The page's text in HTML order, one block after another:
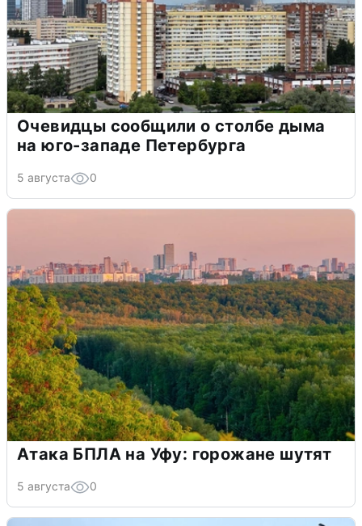
Очевидцы сообщили о столбе дыма
на юго-западе Петербурга
5 августа 0
Атака БПЛА на Уфу: горожане шутят
5 августа 0